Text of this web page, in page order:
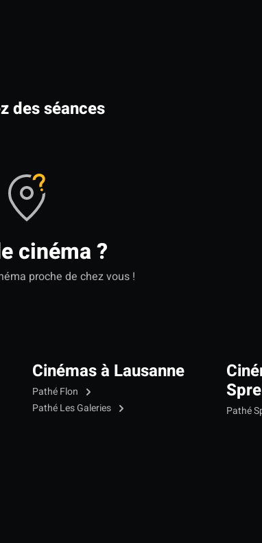
des séances
cinéma ?
proche de chez vous !
Cinémas à Lausanne
Pathé Flon
Pathé Les Galeries
Pathé